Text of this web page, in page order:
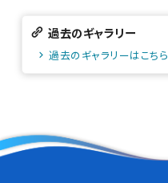
過去のギャラリー
過去のギャラリーはこちら